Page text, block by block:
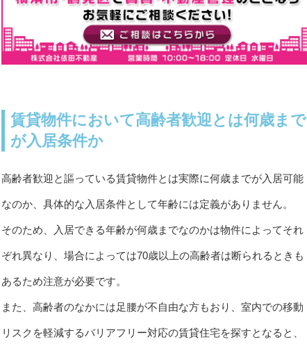
賃貸物件において高齢者歓迎とは何歳まで
が入居条件か
高齢者歓迎と謳っている賃貸物件とは実際に何歳までが入居可能
なのか、具体的な入居条件として年齢には定義がありません。
そのため、入居できる年齢が何歳までなのかは物件によってそれ
ぞれ異なり、場合によっては70歳以上の高齢者は断られるときも
あるため注意が必要です。
また、高齢者のなかには足腰が不自由な方もおり、室内での移動
リスクを軽減するバリアフリー対応の賃貸住宅を探すとなると、